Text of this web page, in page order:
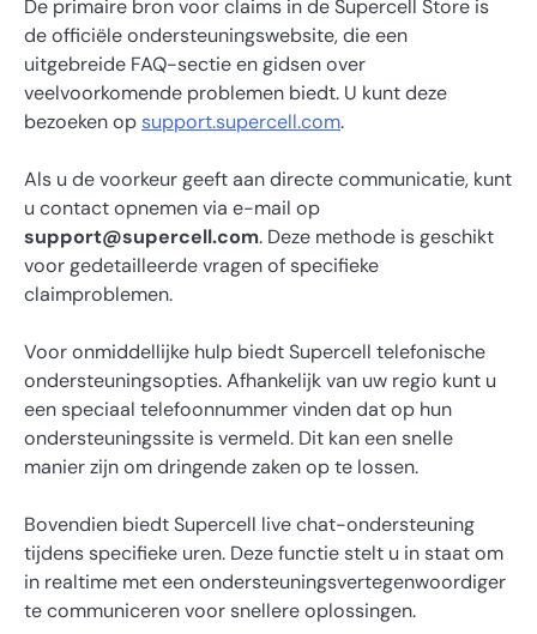
De primaire bron voor claims in de Supercell Store is
de officiële ondersteuningswebsite, die een
uitgebreide FAQ-sectie en gidsen over
veelvoorkomende problemen biedt. U kunt deze
bezoeken opsupport.supercell.com.
Als u de voorkeur geeft aan directe communicatie, kunt
u contact opnemen via e-mail op
support@supercell.com. Deze methode is geschikt
voor gedetailleerde vragen of specifieke
claimproblemen.
Voor onmiddellijke hulp biedt Supercell telefonische
ondersteuningsopties. Afhankelijk van uw regio kunt u
een speciaal telefoonnummer vinden dat op hun
ondersteuningssite is vermeld. Dit kan een snelle
manier zijn om dringende zaken op te lossen.
Bovendien biedt Supercell live chat-ondersteuning
tijdens specifieke uren. Deze functie stelt u in staat om
in realtime met een ondersteuningsvertegenwoordiger
te communiceren voor snellere oplossingen.